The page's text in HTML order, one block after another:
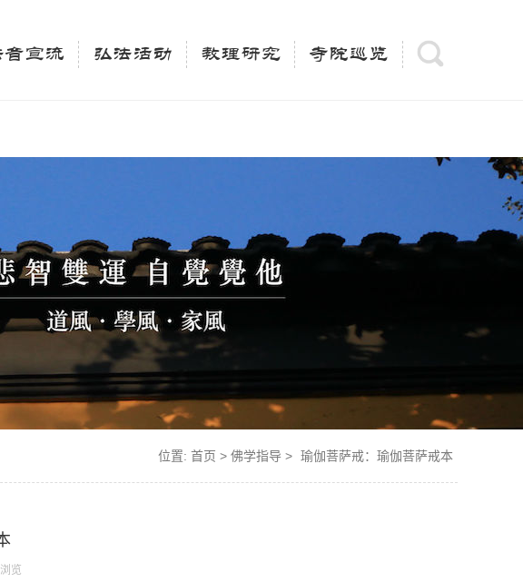
} $keywords = trim(strip_tags($keywords)); $description =
音宣流 弘法活动 教理研究 寺院巡览
位置: 首页 > 佛学指导 > 瑜伽菩萨戒：瑜伽菩萨戒本
览